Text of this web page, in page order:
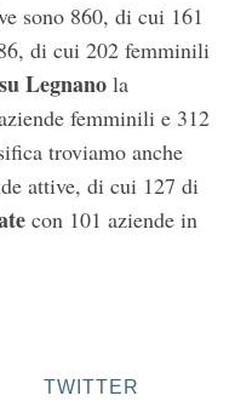
sono 860, di cui 161
di cui 202 femminili
Legnano la
femminili e 312
troviamo anche
attive, di cui 127 di
con 101 aziende in
TWITTER